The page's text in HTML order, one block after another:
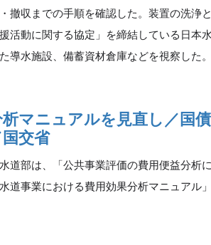
撤収までの手順を確認した。装置の洗浄
活動に関する協定」を締結している日本
導水施設、備蓄資材倉庫などを視察した
マニュアルを見直し／国
交省
道部は、「公共事業評価の費用便益分析
道事業における費用効果分析マニュアル